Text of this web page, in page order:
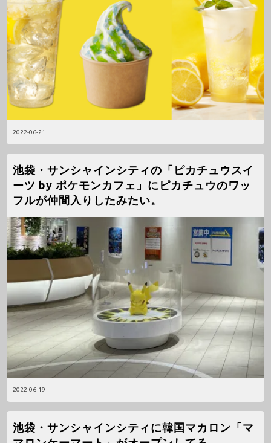
2022-06-21
2022-06-19
池袋・サンシャインシティの「ピカチュウスイ
ーツ by ポケモンカフェ」にピカチュウのワッ
フルが仲間入りしたみたい。
池袋・サンシャインシティに韓国マカロン「マ